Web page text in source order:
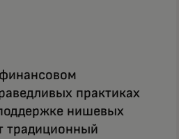
практиках
нишевых
традиционный